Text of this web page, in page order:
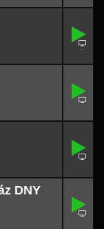
1152x
,
2688x
x406
DNY
,
2304x